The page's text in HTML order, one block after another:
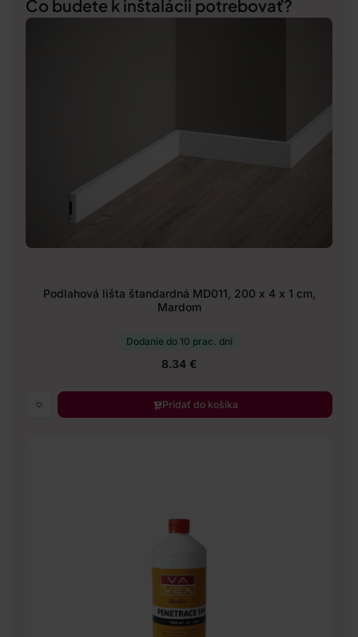
Čo budete k inštalácii potrebovať?
Podlahová lišta štandardná MD011, 200 x 4 x 1 cm,
Mardom
Dodanie do 10 prac. dní
8.34 €
Pridať do košíka